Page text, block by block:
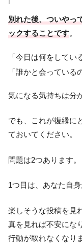
別れた後、ついやっ
ックすることです。
「今日は何をしてい
「誰かと会っている
気になる気持ちは分
でも、これが復縁に
ておいてください。
問題は2つあります。
1つ目は、あなた自身
楽しそうな投稿を見
真を見れば不安にな
行動が取れなくなり